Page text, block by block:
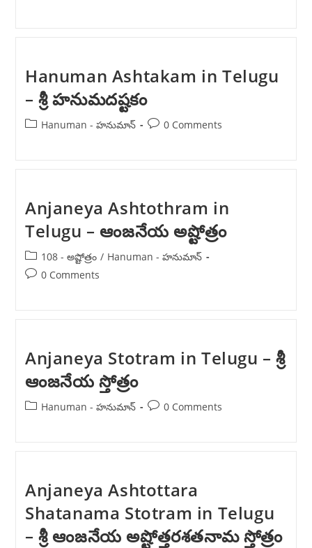
Hanuman Ashtakam in Telugu
– శ్రీ హనుమదష్టకం
PostHanuman - హనుమాన్
Post0 Comments
Anjaneya Ashtothram in
Telugu – ఆంజనేయ అష్టోత్రం
Post
category:
108 - అష్టోత్రం / Hanuman - హనుమాన్
Post0 Comments
Anjaneya Stotram in Telugu – శ్రీ
ఆంజనేయ స్తోత్రం
PostHanuman - హనుమాన్
Post0 Comments
Anjaneya Ashtottara
Shatanama Stotram in Telugu
– శ్రీ ఆంజనేయ అష్టోత్తరశతనామ స్తోత్రం